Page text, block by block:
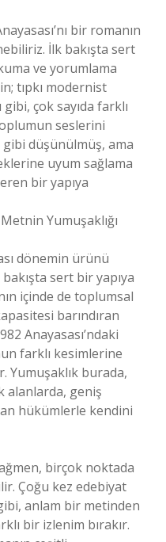
bir romanın
İlk bakışta sert
ve yorumlama
tıpkı modernist
çok sayıda farklı
seslerini
düşünülmüş, ama
uyum sağlama
bir yapıya
Yumuşaklığı
dönemin ürünü
sert bir yapıya
içinde de toplumsal
barındıran
Anayasası’ndaki
farklı kesimlerine
Yumuşaklık burada,
alanlarda, geniş
hükümlerle kendini
birçok noktada
Çoğu kez edebiyat
anlam bir metinden
bir izlenim bırakır.